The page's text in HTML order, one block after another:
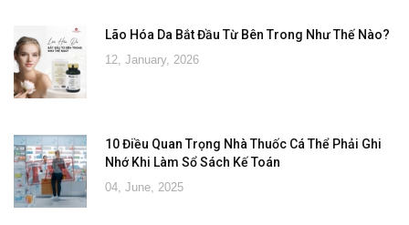
Lão Hóa Da Bắt Đầu Từ Bên Trong Như Thế Nào?
12, January, 2026
10 Điều Quan Trọng Nhà Thuốc Cá Thể Phải Ghi
Nhớ Khi Làm Sổ Sách Kế Toán
04, June, 2025